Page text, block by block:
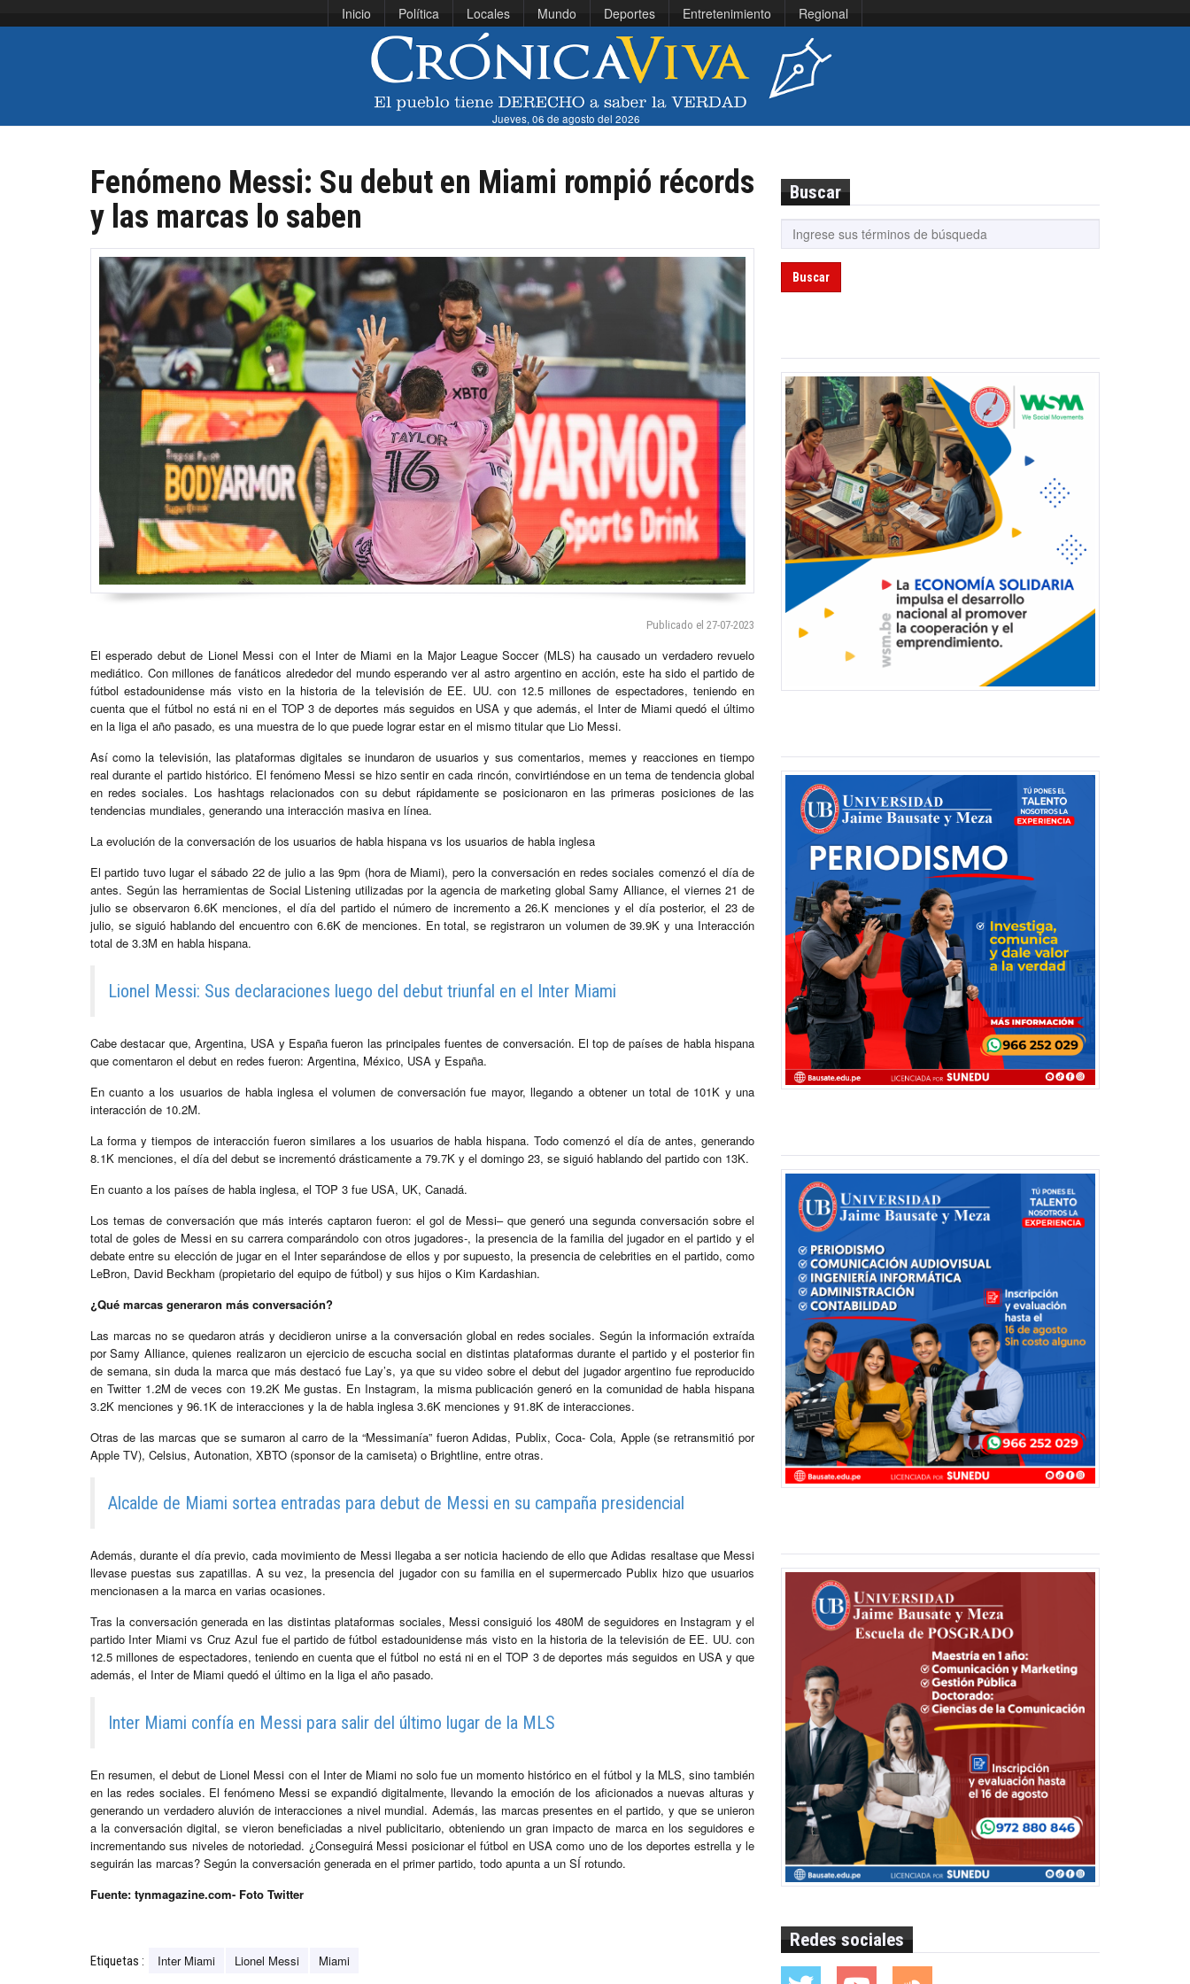
Inicio Política Locales Mundo Deportes Entretenimiento Regional
Jueves, 06 de agosto del 2026
Fenómeno Messi: Su debut en Miami rompió récords
y las marcas lo saben
Publicado el 27-07-2023
El esperado debut de Lionel Messi con el Inter de Miami en la Major League Soccer (MLS) ha causado un verdadero revuelo
mediático. Con millones de fanáticos alrededor del mundo esperando ver al astro argentino en acción, este ha sido el partido de
fútbol estadounidense más visto en la historia de la televisión de EE. UU. con 12.5 millones de espectadores, teniendo en
cuenta que el fútbol no está ni en el TOP 3 de deportes más seguidos en USA y que además, el Inter de Miami quedó el último
en la liga el año pasado, es una muestra de lo que puede lograr estar en el mismo titular que Lio Messi.
Así como la televisión, las plataformas digitales se inundaron de usuarios y sus comentarios, memes y reacciones en tiempo
real durante el partido histórico. El fenómeno Messi se hizo sentir en cada rincón, convirtiéndose en un tema de tendencia global
en redes sociales. Los hashtags relacionados con su debut rápidamente se posicionaron en las primeras posiciones de las
tendencias mundiales, generando una interacción masiva en línea.
La evolución de la conversación de los usuarios de habla hispana vs los usuarios de habla inglesa
El partido tuvo lugar el sábado 22 de julio a las 9pm (hora de Miami), pero la conversación en redes sociales comenzó el día de
antes. Según las herramientas de Social Listening utilizadas por la agencia de marketing global Samy Alliance, el viernes 21 de
julio se observaron 6.6K menciones, el día del partido el número de incremento a 26.K menciones y el día posterior, el 23 de
julio, se siguió hablando del encuentro con 6.6K de menciones. En total, se registraron un volumen de 39.9K y una Interacción
total de 3.3M en habla hispana.
Lionel Messi: Sus declaraciones luego del debut triunfal en el Inter Miami
Cabe destacar que, Argentina, USA y España fueron las principales fuentes de conversación. El top de países de habla hispana
que comentaron el debut en redes fueron: Argentina, México, USA y España.
En cuanto a los usuarios de habla inglesa el volumen de conversación fue mayor, llegando a obtener un total de 101K y una
interacción de 10.2M.
La forma y tiempos de interacción fueron similares a los usuarios de habla hispana. Todo comenzó el día de antes, generando
8.1K menciones, el día del debut se incrementó drásticamente a 79.7K y el domingo 23, se siguió hablando del partido con 13K.
En cuanto a los países de habla inglesa, el TOP 3 fue USA, UK, Canadá.
Los temas de conversación que más interés captaron fueron: el gol de Messi– que generó una segunda conversación sobre el
total de goles de Messi en su carrera comparándolo con otros jugadores-, la presencia de la familia del jugador en el partido y el
debate entre su elección de jugar en el Inter separándose de ellos y por supuesto, la presencia de celebrities en el partido, como
LeBron, David Beckham (propietario del equipo de fútbol) y sus hijos o Kim Kardashian.
¿Qué marcas generaron más conversación?
Las marcas no se quedaron atrás y decidieron unirse a la conversación global en redes sociales. Según la información extraída
por Samy Alliance, quienes realizaron un ejercicio de escucha social en distintas plataformas durante el partido y el posterior fin
de semana, sin duda la marca que más destacó fue Lay’s, ya que su video sobre el debut del jugador argentino fue reproducido
en Twitter 1.2M de veces con 19.2K Me gustas. En Instagram, la misma publicación generó en la comunidad de habla hispana
3.2K menciones y 96.1K de interacciones y la de habla inglesa 3.6K menciones y 91.8K de interacciones.
Otras de las marcas que se sumaron al carro de la “Messimanía” fueron Adidas, Publix, Coca- Cola, Apple (se retransmitió por
Apple TV), Celsius, Autonation, XBTO (sponsor de la camiseta) o Brightline, entre otras.
Alcalde de Miami sortea entradas para debut de Messi en su campaña presidencial
Además, durante el día previo, cada movimiento de Messi llegaba a ser noticia haciendo de ello que Adidas resaltase que Messi
llevase puestas sus zapatillas. A su vez, la presencia del jugador con su familia en el supermercado Publix hizo que usuarios
mencionasen a la marca en varias ocasiones.
Tras la conversación generada en las distintas plataformas sociales, Messi consiguió los 480M de seguidores en Instagram y el
partido Inter Miami vs Cruz Azul fue el partido de fútbol estadounidense más visto en la historia de la televisión de EE. UU. con
12.5 millones de espectadores, teniendo en cuenta que el fútbol no está ni en el TOP 3 de deportes más seguidos en USA y que
además, el Inter de Miami quedó el último en la liga el año pasado.
Inter Miami confía en Messi para salir del último lugar de la MLS
En resumen, el debut de Lionel Messi con el Inter de Miami no solo fue un momento histórico en el fútbol y la MLS, sino también
en las redes sociales. El fenómeno Messi se expandió digitalmente, llevando la emoción de los aficionados a nuevas alturas y
generando un verdadero aluvión de interacciones a nivel mundial. Además, las marcas presentes en el partido, y que se unieron
a la conversación digital, se vieron beneficiadas a nivel publicitario, obteniendo un gran impacto de marca en los seguidores e
incrementando sus niveles de notoriedad. ¿Conseguirá Messi posicionar el fútbol en USA como uno de los deportes estrella y le
seguirán las marcas? Según la conversación generada en el primer partido, todo apunta a un SÍ rotundo.
Fuente: tynmagazine.com- Foto Twitter
Etiquetas : Inter Miami Lionel Messi Miami
Buscar
Buscar
Redes sociales